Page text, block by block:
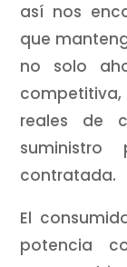
así nos
que
no solo
reales de
contratada.
El
potencia